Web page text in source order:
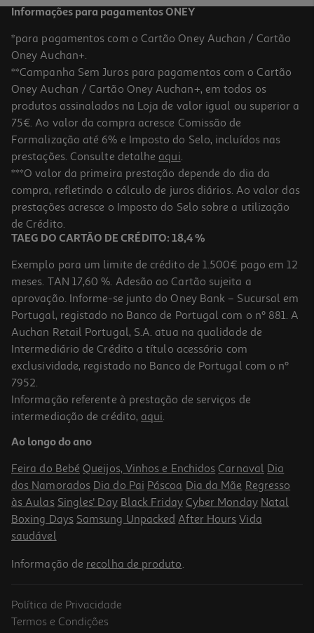
-10%
Livro O Grande Livro De Respostas: Animais
13.49 €/un
14,99 € PVP de editor
13,49 €
-10%
Livro O Meu Primeiro Livro De Futebol
11.97 €/un
PVP de editor
11,97 €
-10%
Informações para pagamentos ONEY
*para pagamentos com o Cartão Oney Auchan / Cartão
Oney Auchan+.
**Campanha Sem Juros para pagamentos com o Cartão
Oney Auchan / Cartão Oney Auchan+, em todos os
produtos assinalados na Loja de valor igual ou superior a
75€. Ao valor da compra acresce Comissão de
Formalização até 6% e Imposto do Selo, incluídos nas
prestações. Consulte detalhe aqui.
***O valor da primeira prestação depende do dia da
compra, refletindo o cálculo de juros diários. Ao valor das
prestações acresce o Imposto do Selo sobre a utilização
de Crédito.
TAEG DO CARTÃO DE CRÉDITO: 18,4 %
Exemplo para um limite de crédito de 1.500€ pago em 12
meses. TAN 17,60 %. Adesão ao Cartão sujeita a
aprovação. Informe-se junto do Oney Bank – Sucursal em
Portugal, registado no Banco de Portugal com o nº 881. A
Auchan Retail Portugal, S.A. atua na qualidade de
Intermediário de Crédito a título acessório com
exclusividade, registado no Banco de Portugal com o nº
7952.
Informação referente à prestação de serviços de
intermediação de crédito, aqui.
Ao longo do ano
Feira do Bebé Queijos, Vinhos e Enchidos Carnaval Dia
dos Namorados Dia do Pai Páscoa Dia da Mãe Regresso
às Aulas Singles' Day Black Friday Cyber Monday Natal
Boxing Days Samsung Unpacked After Hours Vida
saudável
Informação de recolha de produto.
Política de Privacidade
Termos e Condições